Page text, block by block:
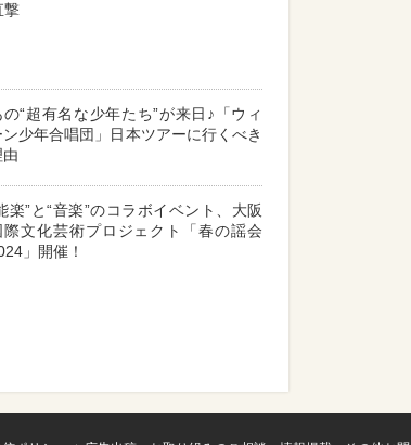
撃
の“超有名な少年たち”が来日♪「ウィ
ン少年合唱団」日本ツアーに行くべき
楽”と“音楽”のコラボイベント、大阪
際文化芸術プロジェクト「春の謡会
」開催！